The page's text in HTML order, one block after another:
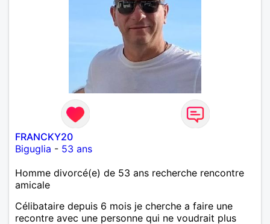
FRANCKY20
Biguglia - 53 ans
Homme divorcé(e) de 53 ans recherche rencontre
amicale
Célibataire depuis 6 mois je cherche a faire une
recontre avec une personne qui ne voudrait plus